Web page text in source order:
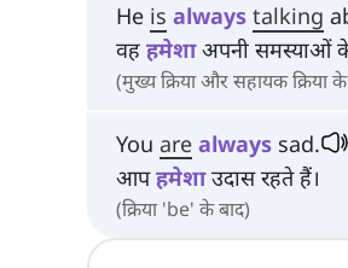
He is always talking
वह हमेशाअपनी समस्याओं के
(मुख्य क्रिया और सहायक क्रिया
You are always sad.
आपहमेशाउदास रहते हैं।
(क्रिया 'be' के बाद)